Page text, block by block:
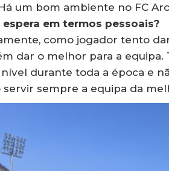
um bom ambiente no FC
espera em termos pessoais?
como jogador tento
dar o melhor para a
durante toda a época e
servir sempre a equipa da